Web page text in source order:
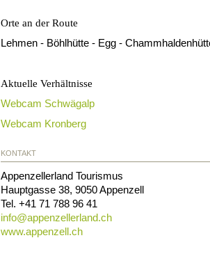
Orte an der Route
Lehmen - Böhlhütte - Egg -
Aktuelle Verhältnisse
Webcam Schwägalp
Webcam Kronberg
KONTAKT
Appenzellerland Tourismus
Hauptgasse 38, 9050Appenzell
Tel. +41 71 788 96 41
info@appenzellerland.ch
www.appenzell.ch